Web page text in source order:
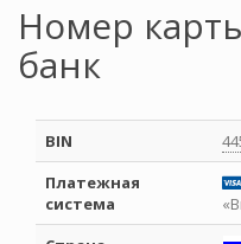
Номер
банк
BIN
Платежная
система